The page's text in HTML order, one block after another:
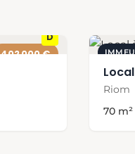
402 000 €
D
Riom
70 m²